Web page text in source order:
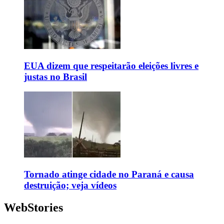
EUA dizem que respeitarão eleições livres e
justas no Brasil
Tornado atinge cidade no Paraná e causa
destruição; veja vídeos
WebStories